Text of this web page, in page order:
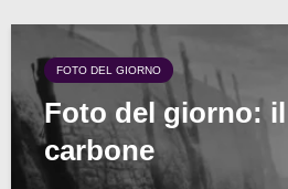
FOTO DEL GIORNO
Foto del giorno:
carbone